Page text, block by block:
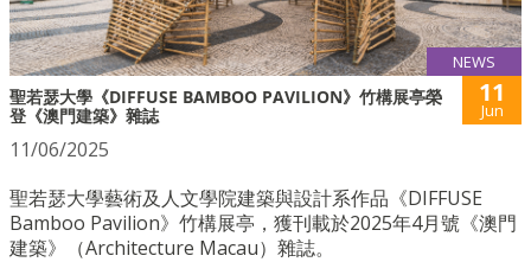
NEWS
聖若瑟大學《DIFFUSE BAMBOO PAVILION》竹構展亭榮
登《澳門建築》雜誌
11
Jun
11/06/2025
聖若瑟大學藝術及人文學院建築與設計系作品《DIFFUSE
Bamboo Pavilion》竹構展亭，獲刊載於2025年4月號《澳門
建築》（Architecture Macau）雜誌。